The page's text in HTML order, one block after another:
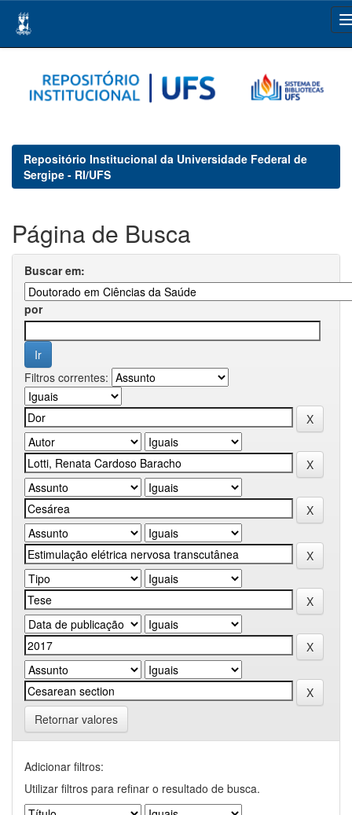
navigation
Repositório Institucional da Universidade Federal de
Sergipe - RI/UFS
Página de Busca
Buscar em:
por
Filtros correntes:
Retornar valores
Adicionar filtros:
Utilizar filtros para refinar o resultado de busca.